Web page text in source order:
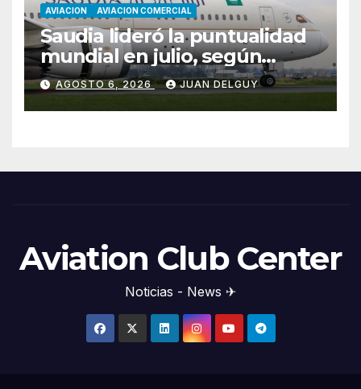
AVIACION AVIACION COMERCIAL
Saudia lideró la puntualidad
mundial en julio, según
Cirium
AGOSTO 6, 2026 JUAN DELGUY
Aviation Club Center
Noticias - News ✈